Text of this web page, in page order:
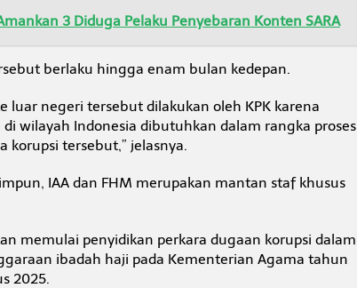
3 Diduga Pelaku Penyebaran Konten SARA
berlaku hingga enam bulan kedepan.
luar negeri tersebut dilakukan oleh KPK karena
wilayah Indonesia dibutuhkan dalam rangka proses
korupsi tersebut,” jelasnya.
IAA dan FHM merupakan mantan staf khusus
memulai penyidikan perkara dugaan korupsi dalam
ibadah haji pada Kementerian Agama tahun
2025.